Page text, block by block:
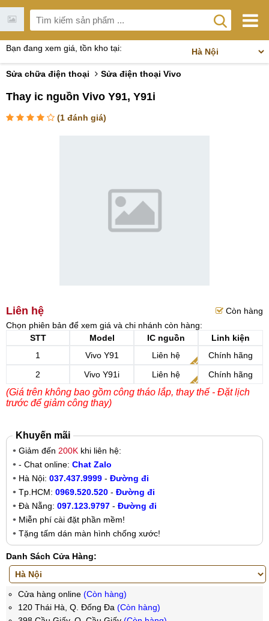
Bạn đang xem giá, tồn kho tại:
Sửa chữa điện thoại Sửa điện thoại Vivo
Thay ic nguồn Vivo Y91, Y91i
(1 đánh giá)
Liên hệ
Còn hàng
Chọn phiên bản để xem giá và chi nhánh còn hàng:
STT
Model IC nguồn
Linh kiện
1
Vivo Y91 Liên hệ
Chính hãng
2
Vivo Y91i Liên hệ Chính hãng
(Giá trên không bao gồm công tháo lắp, thay thế - Đặt lịch
trước để giảm công thay)
Khuyến mãi
Giảm đến 200K khi liên hệ:
- Chat online: Chat Zalo
Hà Nội: 037.437.9999 - Đường đi
Tp.HCM: 0969.520.520 - Đường đi
Đà Nẵng: 097.123.9797 - Đường đi
Miễn phí cài đặt phần mềm!
Tặng tấm dán màn hình chống xước!
Danh Sách Cửa Hàng:
Cửa hàng online (Còn hàng)
120 Thái Hà, Q. Đống Đa (Còn hàng)